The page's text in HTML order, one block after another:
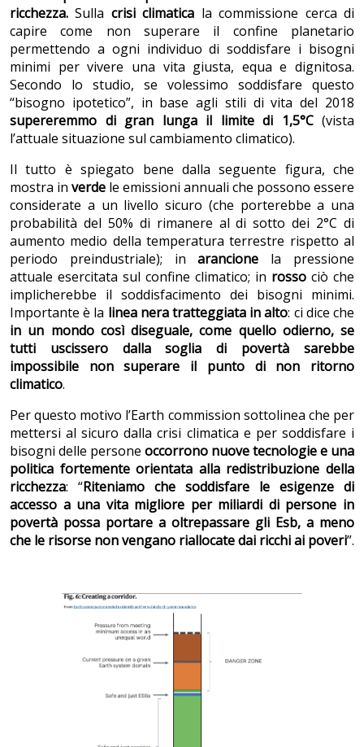
ricchezza. Sulla crisi climatica la commissione cerca di
capire come non superare il confine planetario
permettendo a ogni individuo di soddisfare i bisogni
minimi per vivere una vita giusta, equa e dignitosa.
Secondo lo studio, se volessimo soddisfare questo
“bisogno ipotetico”, in base agli stili di vita del 2018
supereremmo di gran lunga il limite di 1,5°C (vista
l’attuale situazione sul cambiamento climatico).
Il tutto è spiegato bene dalla seguente figura, che
mostra in verde le emissioni annuali che possono essere
considerate a un livello sicuro (che porterebbe a una
probabilità del 50% di rimanere al di sotto dei 2°C di
aumento medio della temperatura terrestre rispetto al
periodo preindustriale); inarancione la pressione
attuale esercitata sul confine climatico; in rosso ciò che
implicherebbe il soddisfacimento dei bisogni minimi.
Importante è la linea nera tratteggiata in alto: ci dice che
in un mondo così diseguale, come quello odierno, se
tutti uscissero dalla soglia di povertà sarebbe
impossibile non superare il punto di non ritorno
climatico.
Per questo motivo l’Earth commission sottolinea che per
mettersi al sicuro dalla crisi climatica e per soddisfare i
bisogni delle persone occorrono nuove tecnologie e una
politica fortemente orientata alla redistribuzione della
ricchezza: “Riteniamo che soddisfare le esigenze di
accesso a una vita migliore per miliardi di persone in
povertà possa portare a oltrepassare gli Esb, a meno
che le risorse non vengano riallocate dai ricchi ai poveri”.